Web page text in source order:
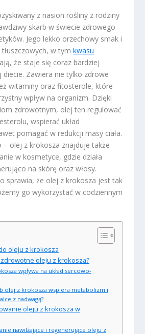
z nasion rośliny z rodziny
skarb w świecie zdrowego
Jego lekko orzechowy smak i
w tymkwasu
że staje się coraz bardziej
diecie. Zawiera nie tylko zdrowe
witaminy oraz fitosterole, które
wpływ na organizm. Dzięki
zdrowotnym, olej ten regulować
wspierać układ
pomagać w redukcji masy ciała.
– olej z krokosza znajduje także
w kosmetyce, gdzie działa
na skórę oraz włosy.
sprawia, że olej z krokosza jest tak
go wykorzystać w codziennym
oleju z krokosza
zdrowotne oleju z krokosza?
wpływa na układ sercowo-
olej z krokosza wspiera metabolizm i
z nadwagą?
oleju z krokosza w
nawilżające i regenerujące oleju z